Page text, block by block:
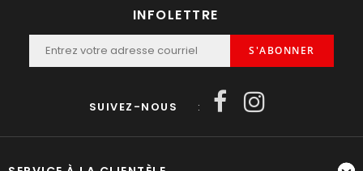
INFOLETTRE
S'ABONNER
SUIVEZ-NOUS :